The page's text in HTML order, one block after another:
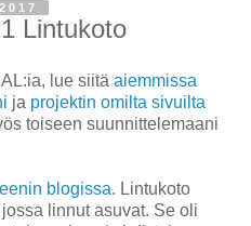
Lintukoto
lue siitä aiemmissa
ja projektin omilta sivuilta
toiseen suunnittelemaani
blogissa. Lintukoto
linnut asuvat. Se oli